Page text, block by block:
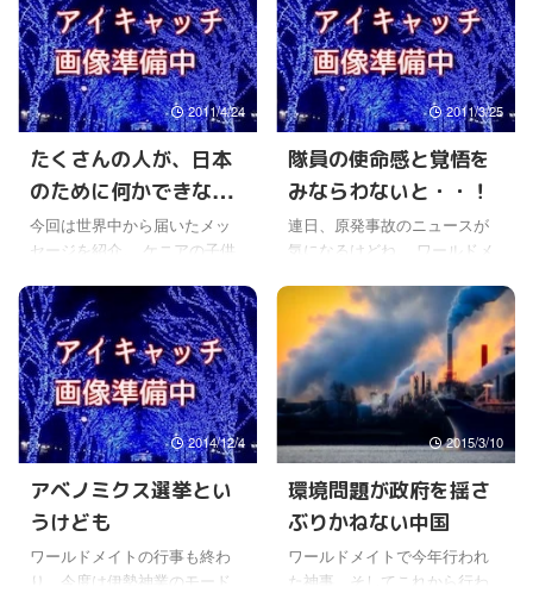
あるのかなと思ったら、やっ
ぱり凄いことがおきていたん
だね。 詳しくは何度か最新の
ワールドメイトのメルマガを
読んでみないとわからないけ
どね。 一回読んだけど、まだ
よくわかってないかも。 しか
もまだ続きがあるようにも書
いてあったしね。 とにかく氷
見神業中に、ワールドメイト
ているね。 神仕組みの神様で
ある菊理姫様、本領発揮とい
う感じがする。 (￣— ...
まったので、この台風のおか
げで予定が大きく変わった人
も多かったみたいだ。 ワール
ドメイトのお盆祈祷会には思
ったほどの影響はなかったよ
うなので、このまま無事に行
われるようだ。 なんといって
も年に一度のワールドメイト
のお盆供養を欠かすことはで
きないからね。 それと、実家
けないし。 特に長男の人は行
った方がいいと、ワールドメ
イトで聞いた事がある ...
2011/4/24
たくさんの人が、日本
のために何かできない
か考えてくれている
今回は世界中から届いたメッ
セージを紹介。 ケニアの子供
てくれている・・・ Prayers
from kibera for Japan 〜祈り〜
キベラから日本へ 世界中
で、たくさんの人が心配し
て、祈ってくれているよね。
そして、何かできることはな
いかと、行動してくれている
のが本当にうれしい・・。
【元気玉】日本中へ届け。世
界からの応援メッセージ。
＃Pray for JAPAN ワールド
メイトも救援隊を通じて頑 ...
2011/3/25
隊員の使命感と覚悟を
みならわないと・・！
連日、原発事故のニュースが
気になるけどね。 ワールドメ
るけど、現場はきっと、戦争
のような状況なんだろうね。
一歩間違えば、大量の被爆の
危険だってあるからね。 そん
な中で、消防隊員や自衛隊員
や東電の関係者の人達の、命
がけの作業が続いている。 恐
怖心との戦いの様子が、断片
的なニュースからでも伝わっ
てくるようだ。 作業している
人の家族の人達は、本当にど
んな気持ちでこれを見ている
2014/12/4
アベノミクス選挙とい
うけども
ワールドメイトの行事も終わ
り、今度は伊勢神業のモード
2015/3/10
環境問題が政府を揺さ
ぶりかねない中国
ワールドメイトで今年行われ
た神事、そしてこれから行わ